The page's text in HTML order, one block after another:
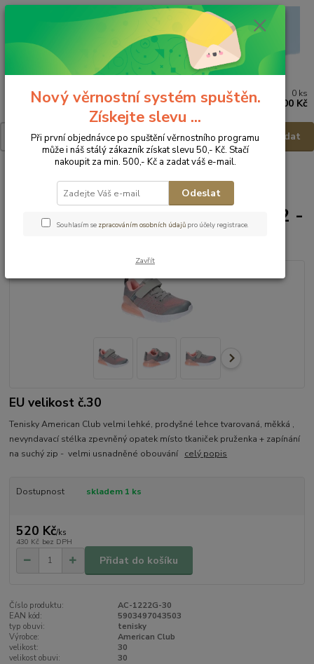
Menu
Hledat
0 ks
0,00 Kč
American Club Tenisky RL 12/22 - vel.30
American Club Tenisky RL 12/22 -
EU velikost č.30
Tenisky American Club velmi lehké, prodyšné lehce tvarovaná, měkká ,
nevyndavací stélka zpevněný opatek místo tkaniček pruženka + zapínání
na suchý zip - velmi usnadněné obouvání celý popis
Dostupnost skladem 1 ks
520 Kč/ks
430 Kč bez DPH
Přidat do košíku
Číslo produktu:
AC-1222G-30
EAN kód:
5903497043503
typ obuvi:
tenisky
Výrobce:
American Club
velikost:
30
velikost obuvi:
30
Nový věrnostní systém spuštěn.
Získejte slevu ...
Při první objednávce po spuštění věrnostního programu
může i náš stálý zákazník získat slevu 50,- Kč. Stačí
nakoupit za min. 500,- Kč a zadat váš e-mail.
Odeslat
Souhlasím se zpracováním osobních údajů pro účely registrace.
Zavřít